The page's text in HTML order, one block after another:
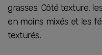
grasses. Côté texture,
en moins mixés et les
texturés.